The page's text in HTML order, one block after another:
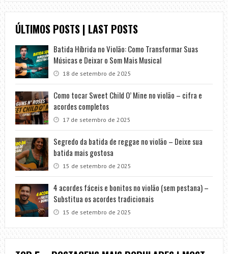
ÚLTIMOS POSTS | LAST POSTS
Batida Híbrida no Violão: Como Transformar Suas
Músicas e Deixar o Som Mais Musical
18 de setembro de 2025
Como tocar Sweet Child O’ Mine no violão – cifra e
acordes completos
17 de setembro de 2025
Segredo da batida de reggae no violão – Deixe sua
batida mais gostosa
15 de setembro de 2025
4 acordes fáceis e bonitos no violão (sem pestana) –
Substitua os acordes tradicionais
15 de setembro de 2025